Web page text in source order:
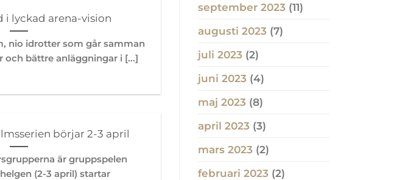
lyckad arena-vision
nio idrotter som går samman
bättre anläggningar i [...]
börjar 2-3 april
är gruppspelen
(2-3 april) startar
september 2023 (11)
augusti 2023 (7)
juli 2023 (2)
juni 2023 (4)
maj 2023 (8)
april 2023 (3)
mars 2023 (2)
februari 2023 (2)